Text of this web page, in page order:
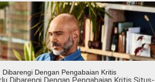
Dibarengi Dengan Pengabaian Kritis